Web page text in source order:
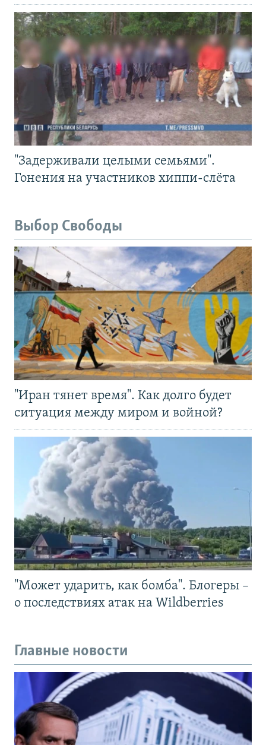
"Задерживали целыми семьями".
Гонения на участников хиппи-слёта
Выбор Свободы
"Иран тянет время". Как долго будет
ситуация между миром и войной?
"Может ударить, как бомба". Блогеры –
о последствиях атак на Wildberries
Главные новости